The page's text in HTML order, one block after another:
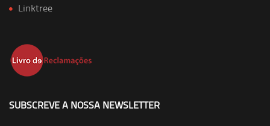
Linktree
SUBSCREVE A NOSSA NEWSLETTER